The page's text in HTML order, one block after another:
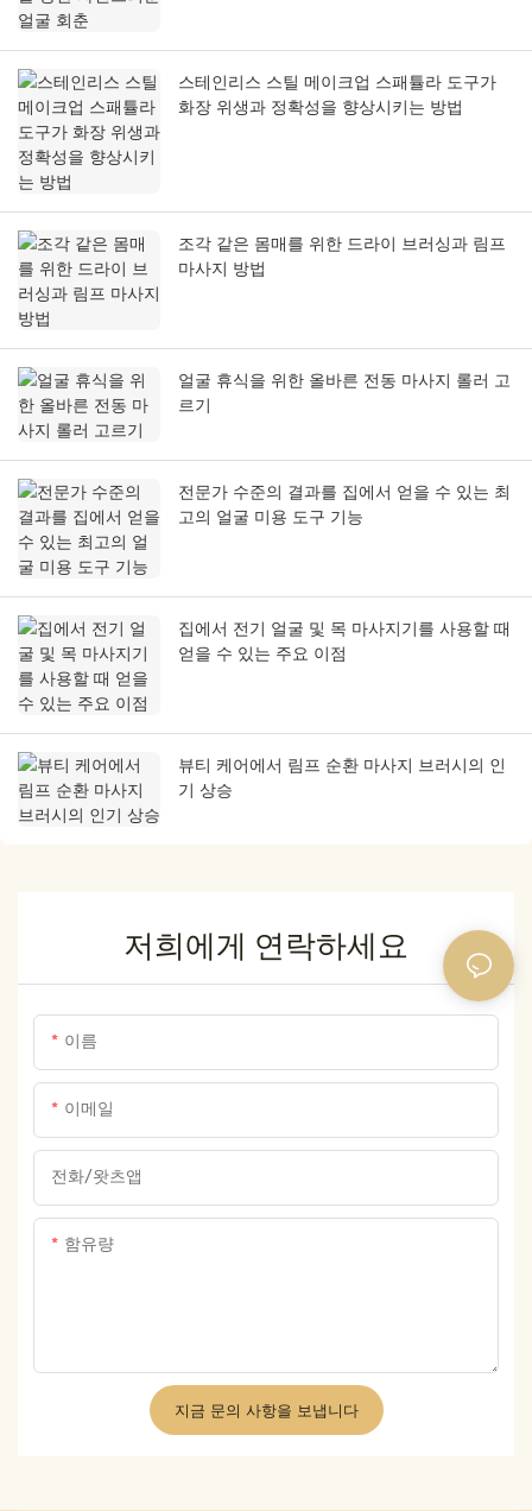
스테인리스 스틸 메이크업 스패튤라 도구가
화장 위생과 정확성을 향상시키는 방법
조각 같은 몸매를 위한 드라이 브러싱과 림프
마사지 방법
얼굴 휴식을 위한 올바른 전동 마사지 롤러 고
르기
전문가 수준의 결과를 집에서 얻을 수 있는 최
고의 얼굴 미용 도구 기능
집에서 전기 얼굴 및 목 마사지기를 사용할 때
얻을 수 있는 주요 이점
뷰티 케어에서 림프 순환 마사지 브러시의 인
기 상승
저희에게 연락하세요
이름
이메일
전화/왓츠앱
함유량
지금 문의 사항을 보냅니다